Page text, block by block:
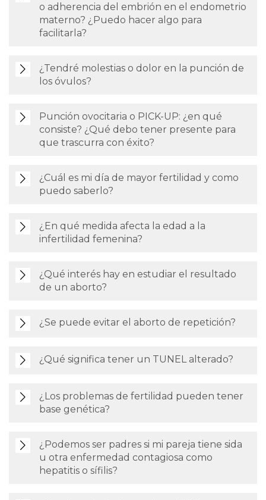
o adherencia del embrión en el endometrio
materno? ¿Puedo hacer algo para
facilitarla?
¿Tendré molestias o dolor en la punción de
los óvulos?
Punción ovocitaria o PICK-UP: ¿en qué
consiste? ¿Qué debo tener presente para
que trascurra con éxito?
¿Cuál es mi día de mayor fertilidad y como
puedo saberlo?
¿En qué medida afecta la edad a la
infertilidad femenina?
¿Qué interés hay en estudiar el resultado
de un aborto?
¿Se puede evitar el aborto de repetición?
¿Qué significa tener un TUNEL alterado?
¿Los problemas de fertilidad pueden tener
base genética?
¿Podemos ser padres si mi pareja tiene sida
u otra enfermedad contagiosa como
hepatitis o sífilis?